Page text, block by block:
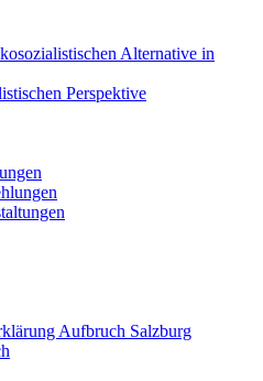
Alternative in
Perspektive
Aufbruch Salzburg